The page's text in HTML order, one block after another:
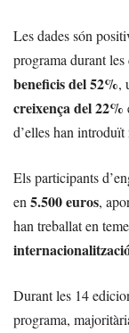
Les dades són
programa durant
beneficis del 52%,
creixença del 22%
d’elles han
Els participants
en 5.500 euros,
han treballat en
Durant les 14
programa,